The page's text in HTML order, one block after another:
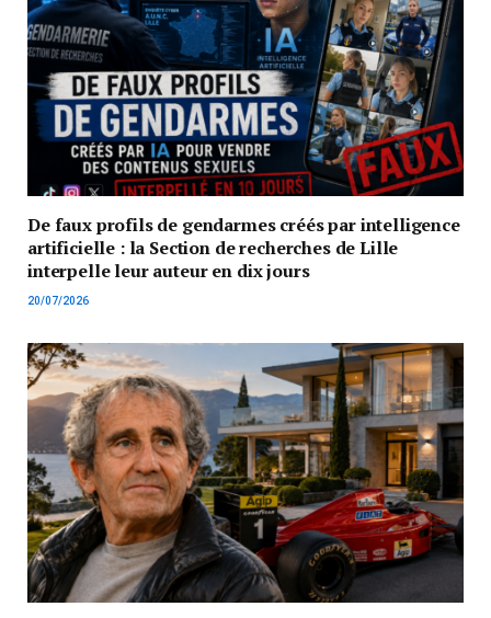
De faux profils de gendarmes créés par intelligence
artificielle : la Section de recherches de Lille
interpelle leur auteur en dix jours
20/07/2026